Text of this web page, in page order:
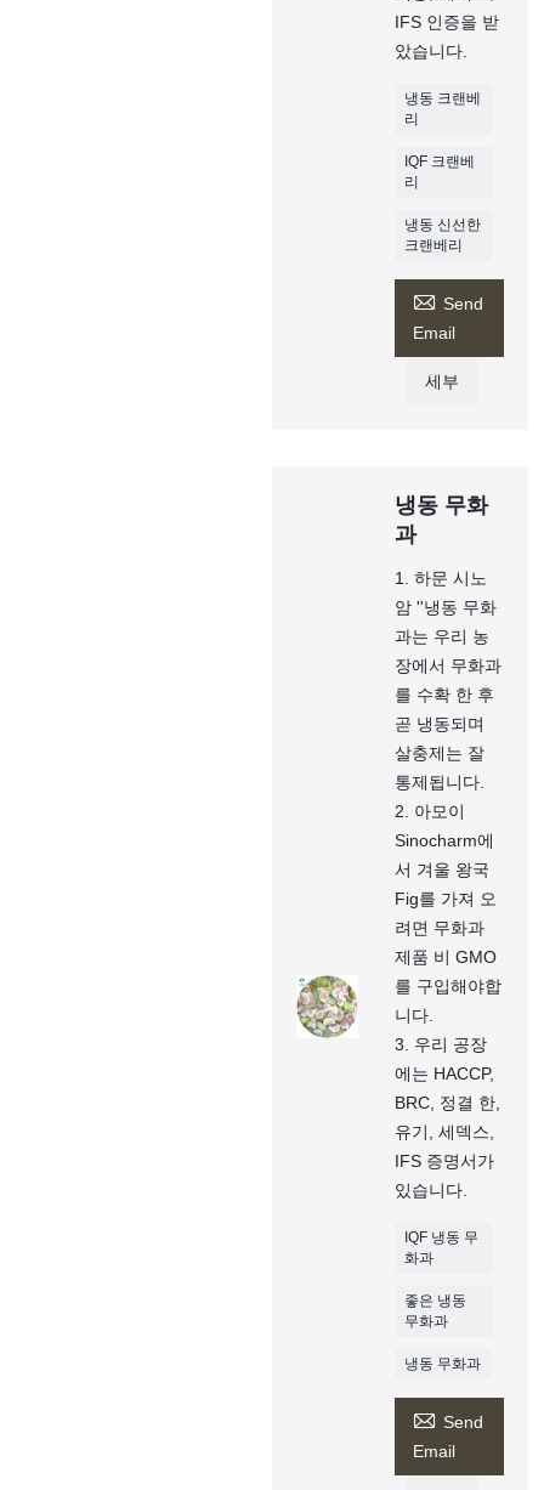
IFS 인증을 받
았습니다.
냉동 크랜베
리
IQF 크랜베
리
냉동 신선한
크랜베리
 Send
Email
세부
냉동 무화
과
1. 하문 시노
암 ''냉동 무화
과는 우리 농
장에서 무화과
를 수확 한 후
곧 냉동되며
살충제는 잘
통제됩니다.
2. 아모이
Sinocharm에
서 겨울 왕국
Fig를 가져 오
려면 무화과
제품 비 GMO
를 구입해야합
니다.
3. 우리 공장
에는 HACCP,
BRC, 정결 한,
유기, 세덱스,
IFS 증명서가
있습니다.
IQF 냉동 무
화과
좋은 냉동
무화과
냉동 무화과
 Send
Email